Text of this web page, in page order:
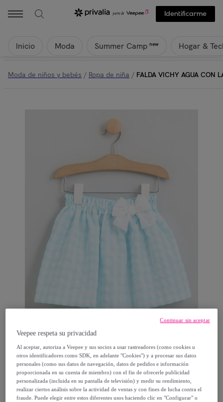
Identificarme
Inicio Moda Summer Camp new Hogar &
Moda de niños y bebés / Ropa de niña / FALDA VICHY AGUA CON
Fina ejerique
FALDA VICHY AGUA CON LAZO BLANCO
Desde
Veepee respeta su privacidad
Al aceptar, autoriza a Veepee y sus socios a usar rastreadores (como cookies u
otros identificadores como SDK, en adelante "Cookies") y a procesar sus datos
personales (como sus datos de navegación, datos de pedidos e información
proporcionada en su cuenta de miembro) con el fin de ofrecerle publicidad
personalizada (incluida en su pantalla de televisión) y medir su rendimiento,
realizar ciertos análisis sobre la actividad de ventas y con fines de lucha contra el
fraude. Puede elegir entre estos diferentes usos haciendo clic en "Configurar" o
Continuar sin aceptar